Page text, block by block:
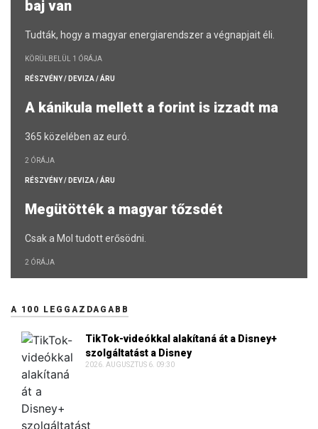
baj van
Tudták, hogy a magyar energiarendszer a végnapjait éli.
KÖRÜLBELÜL 1 ÓRÁJA
RÉSZVÉNY / DEVIZA / ÁRU
A kánikula mellett a forint is izzadt ma
365 közelében az euró.
2 ÓRÁJA
RÉSZVÉNY / DEVIZA / ÁRU
Megütötték a magyar tőzsdét
Csak a Mol tudott erősödni.
2 ÓRÁJA
A 100 LEGGAZDAGABB
TikTok-videókkal alakítaná át a Disney+
szolgáltatást a Disney
2026. AUGUSZTUS 6. 09:30